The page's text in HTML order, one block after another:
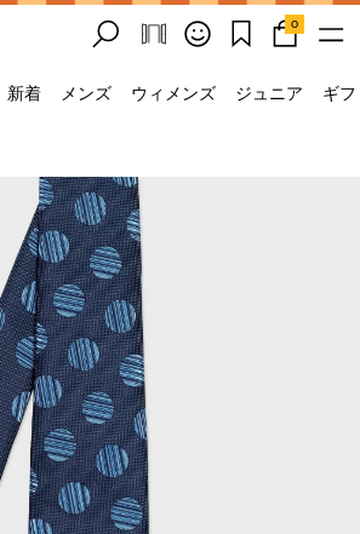
0
新着 メンズ ウィメンズ ジュニア ギ